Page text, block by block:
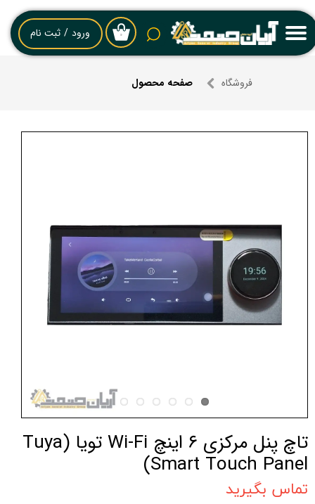
۰ ورود / ثبت نام
حساب کاربری من
خروج از حساب کاربری
فروشگاه صفحه محصول
تاچ پنل مرکزی ۶ اینچ Wi-Fi تویا (Tuya
Smart Touch Panel)
تماس بگیرید